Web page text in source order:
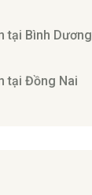
tại Bình Dương
tại Đồng Nai